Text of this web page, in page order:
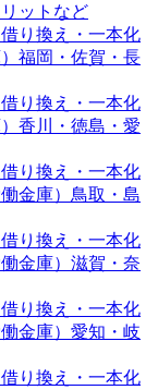
ットなど
り換え・一本化
福岡・佐賀・長
り換え・一本化
香川・徳島・愛
り換え・一本化
金庫）鳥取・島
り換え・一本化
金庫）滋賀・奈
り換え・一本化
金庫）愛知・岐
り換え・一本化